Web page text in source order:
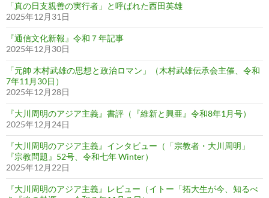
「真の日支親善の実行者」と呼ばれた西田英雄
2025年12月31日
『通信文化新報』令和７年記事
2025年12月30日
「元帥 木村武雄の思想と政治ロマン」（木村武雄伝承会主催、令和
7年11月30日）
2025年12月28日
『大川周明のアジア主義』書評（『維新と興亜』令和8年1月号）
2025年12月24日
『大川周明のアジア主義』インタビュー（「宗教者・大川周明」
『宗教問題』52号、令和七年 Winter）
2025年12月22日
『大川周明のアジア主義』レビュー（イトー「拓大生が今、知るべ